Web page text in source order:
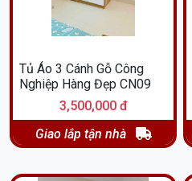
Tủ Áo 3 Cánh Gỗ Công
Nghiệp Hàng Đẹp CN09
3,500,000 đ
Giao lắp tận nhà